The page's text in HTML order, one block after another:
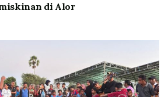
di Alor